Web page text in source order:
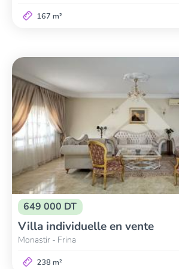
167 m²
649 000 DT
Villa individuelle en vente
Monastir - Frina
238 m²